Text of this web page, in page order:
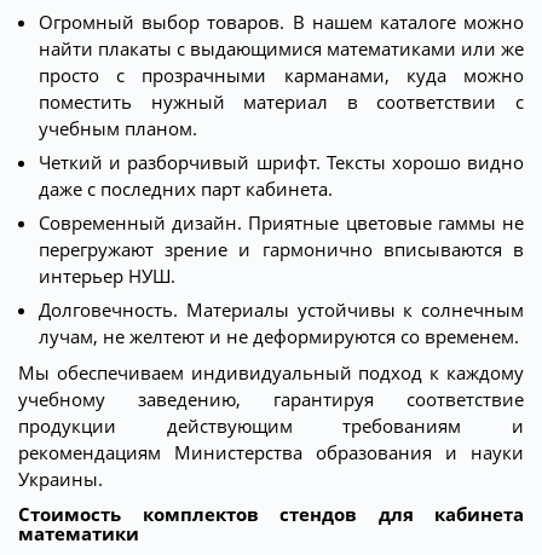
Огромный выбор товаров. В нашем каталоге можно
найти плакаты с выдающимися математиками или же
просто с прозрачными карманами, куда можно
поместить нужный материал в соответствии с
учебным планом.
Четкий и разборчивый шрифт. Тексты хорошо видно
даже с последних парт кабинета.
Современный дизайн. Приятные цветовые гаммы не
перегружают зрение и гармонично вписываются в
интерьер НУШ.
Долговечность. Материалы устойчивы к солнечным
лучам, не желтеют и не деформируются со временем.
Мы обеспечиваем индивидуальный подход к каждому
учебному заведению, гарантируя соответствие
продукции действующим требованиям и
рекомендациям Министерства образования и науки
Украины.
Стоимость комплектов стендов для кабинета
математики